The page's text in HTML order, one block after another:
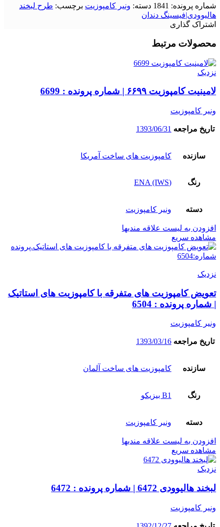
شماره پرونده: 1841 دسته: ونیر کامپوزیت برچسب: طرح لبخند
هالیوودی|فیسینگ دندان
اشتراک گذاری
محصولات مرتبط
نزدیک
لامینیت کامپوزیت ۶۶۹۹ | شماره پرونده : 6699
ونیر کامپوزیت
تاریخ مراجعه 1393/06/31
سازنده کامپوزیت های ساخت آمریکا
رنگ (ENA (IWS
دسته ونیر کامپوزیت
افزودن به لیست علاقه مندیها
مشاهده سریع
نزدیک
تعویض کامپوزیت های متفرقه با کامپوزیت های استاتیک
| شماره پرونده : 6504
ونیر کامپوزیت
تاریخ مراجعه 1393/03/16
سازنده کامپوزیت های ساخت آلمان
رنگ B1 بیزیکو
دسته ونیر کامپوزیت
افزودن به لیست علاقه مندیها
مشاهده سریع
نزدیک
لبخند هالیوودی 6472 | شماره پرونده : 6472
ونیر کامپوزیت